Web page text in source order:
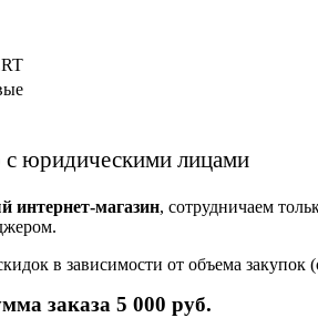
с юридическими лицами
интернет-магазин, сотрудничаем
в зависимости от объема
заказа 5 000 руб.